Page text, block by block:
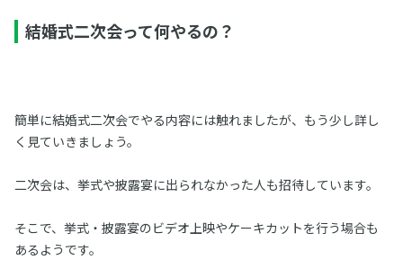
結婚式二次会って何やるの？
簡単に結婚式二次会でやる内容には触れましたが、もう少し詳し
く見ていきましょう。
二次会は、挙式や披露宴に出られなかった人も招待しています。
そこで、挙式・披露宴のビデオ上映やケーキカットを行う場合も
あるようです。